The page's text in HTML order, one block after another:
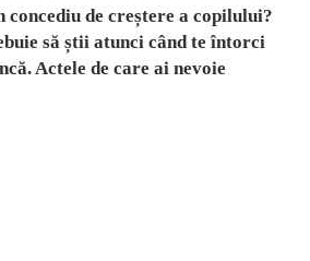
concediu de creștere a copilului?
să știi atunci când te întorci
Actele de care ai nevoie